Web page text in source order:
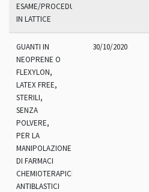
ESAME/PROCEDURA
IN LATTICE
GUANTI IN
NEOPRENE O
FLEXYLON,
LATEX FREE,
STERILI,
SENZA
POLVERE,
PER LA
MANIPOLAZIONE
DI FARMACI
CHEMIOTERAPICI
ANTIBLASTICI
30/10/2020